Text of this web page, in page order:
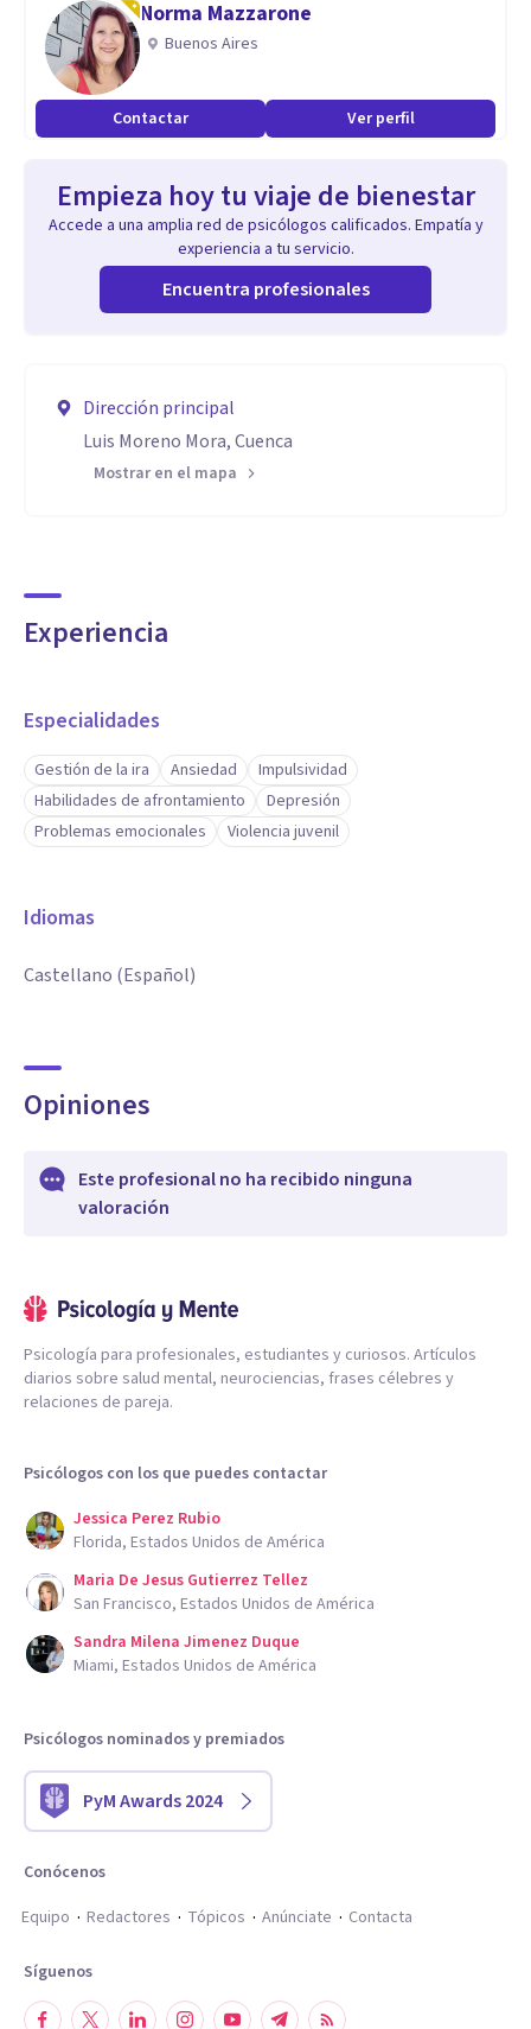
Norma Mazzarone
Buenos Aires
Contactar Ver perfil
Empieza hoy tu viaje de bienestar
Accede a una amplia red de psicólogos calificados. Empatía y
experiencia a tu servicio.
Encuentra profesionales
Dirección principal
Luis Moreno Mora, Cuenca
Mostrar en el mapa
Experiencia
Especialidades
Gestión de la ira Ansiedad
Impulsividad
Habilidades de afrontamiento
Depresión
Problemas emocionales
Violencia juvenil
Idiomas
Castellano (Español)
Opiniones
Este profesional no ha recibido ninguna
valoración
Psicología para profesionales, estudiantes y curiosos. Artículos
diarios sobre salud mental, neurociencias, frases célebres y
relaciones de pareja.
Psicólogos con los que puedes contactar
Jessica Perez Rubio
Florida, Estados Unidos de América
Maria De Jesus Gutierrez Tellez
San Francisco, Estados Unidos de América
Sandra Milena Jimenez Duque
Miami, Estados Unidos de América
Psicólogos nominados y premiados
PyM Awards 2024
Conócenos
Equipo
Redactores Tópicos Anúnciate Contacta
Síguenos